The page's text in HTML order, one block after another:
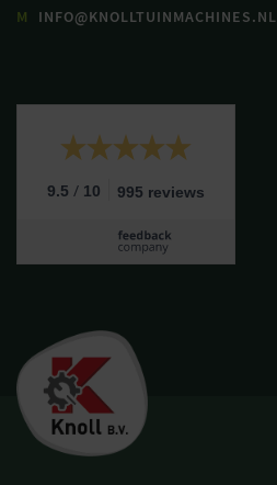
M
INFO@KNOLLTUINMACHINES.NL
9.5 / 10 995 reviews